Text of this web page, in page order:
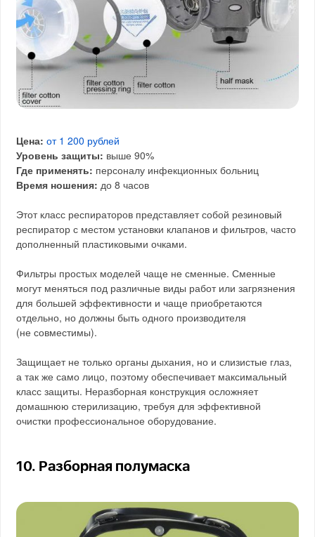
Цена: от 1 200 рублей
Уровень защиты: выше 90%
Где применять: персоналу инфекционных больниц
Время ношения: до 8 часов
Этот класс респираторов представляет собой резиновый
респиратор с местом установки клапанов и фильтров, часто
дополненный пластиковыми очками.
Фильтры простых моделей чаще не сменные. Сменные
могут меняться под различные виды работ или загрязнения
для большей эффективности и чаще приобретаются
отдельно, но должны быть одного производителя
(не совместимы).
Защищает не только органы дыхания, но и слизистые глаз,
а так же само лицо, поэтому обеспечивает максимальный
класс защиты. Неразборная конструкция осложняет
домашнюю стерилизацию, требуя для эффективной
очистки профессиональное оборудование.
10. Разборная полумаска